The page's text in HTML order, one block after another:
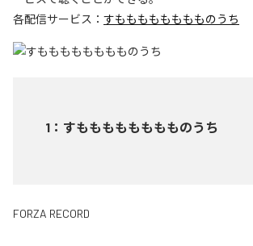
各配信サービス： すもももももももものうち
1 ： すもももももももものうち
FORZA RECORD